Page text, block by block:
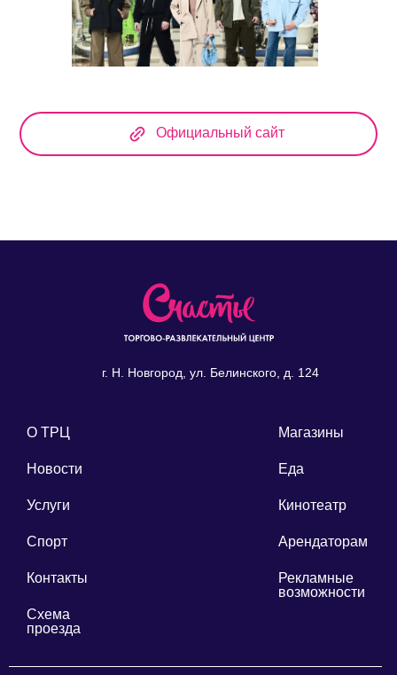
Официальный сайт
Официальный сайт
Арендаторам
Рекламные
возможности
Кинотеатр
Еда
Магазины
Схема
проезда
Контакты
Спорт
Услуги
Новости
О ТРЦ
г. Н. Новгород, ул. Белинского, д. 124